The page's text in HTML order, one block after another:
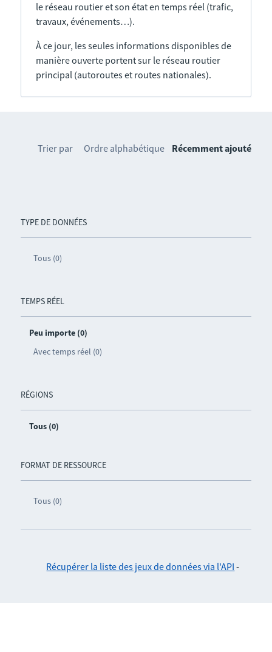
le réseau routier et son état en temps réel (trafic,
travaux, événements…).
À ce jour, les seules informations disponibles de
manière ouverte portent sur le réseau routier
principal (autoroutes et routes nationales).
TYPE DE DONNÉES
Tous (0)
TEMPS RÉEL
Peu importe (0)
Avec temps réel (0)
RÉGIONS
Tous (0)
FORMAT DE RESSOURCE
Tous (0)
Trier par Ordre alphabétique Récemment ajouté
Récupérer la liste des jeux de données via l'API -